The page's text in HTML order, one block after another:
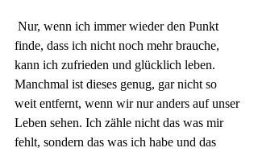
finde, dass ich nicht noch mehr brauche,
kann ich zufrieden und glücklich leben.
Manchmal ist dieses genug, gar nicht so
weit entfernt, wenn wir nur anders auf unser
Leben sehen. Ich zähle nicht das was mir
fehlt, sondern das was ich habe und das